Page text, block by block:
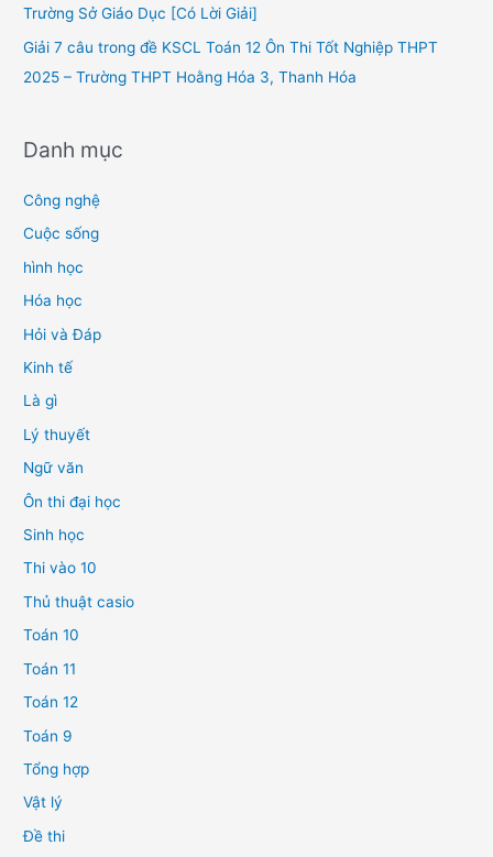
Trường Sở Giáo Dục [Có Lời Giải]
Giải 7 câu trong đề KSCL Toán 12 Ôn Thi Tốt Nghiệp THPT
2025 – Trường THPT Hoằng Hóa 3, Thanh Hóa
Danh mục
Công nghệ
Cuộc sống
hình học
Hóa học
Hỏi và Đáp
Kinh tế
Là gì
Lý thuyết
Ngữ văn
Ôn thi đại học
Sinh học
Thi vào 10
Thủ thuật casio
Toán 10
Toán 11
Toán 12
Toán 9
Tổng hợp
Vật lý
Đề thi